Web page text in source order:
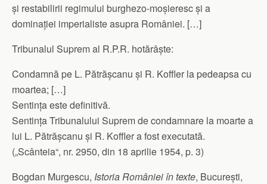
și restabilirii regimului burghezo-moșieresc și a
dominației imperialiste asupra României. […]
Tribunalul Suprem al R.P.R. hotărâște:
Condamnă pe L. Pătrășcanu și R. Koffler la pedeapsa cu
moartea; […]
Sentința este definitivă.
Sentința Tribunalului Suprem de condamnare la moarte a
lui L. Pătrășcanu și R. Koffler a fost executată.
(„Scânteia“, nr. 2950, din 18 aprilie 1954, p. 3)
Bogdan Murgescu, Istoria României în texte, București,